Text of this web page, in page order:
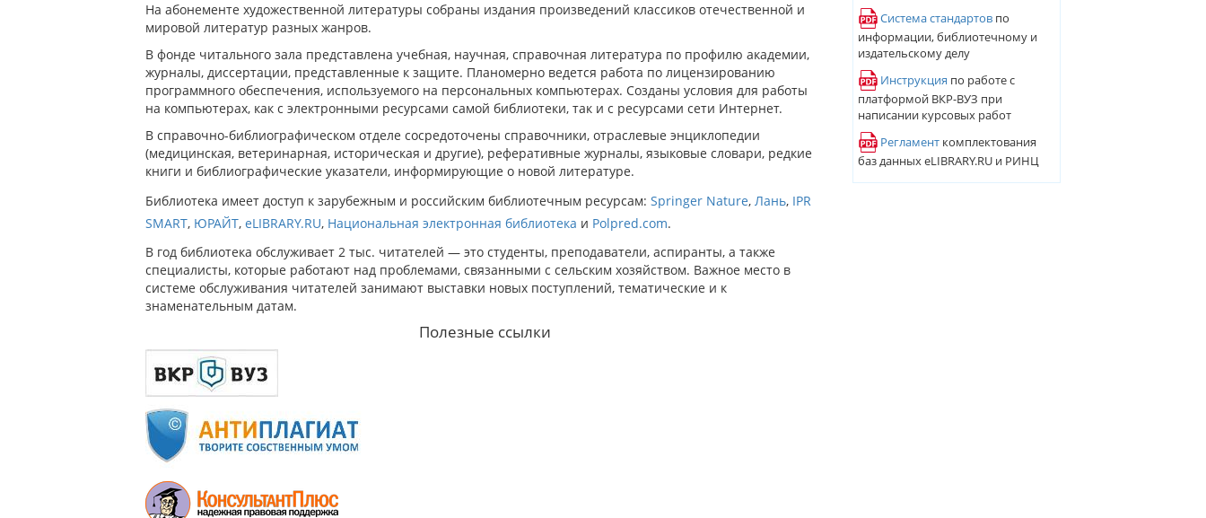
На абонементе художественной литературы собраны издания произведений классиков отечественной и
мировой литератур разных жанров.
В фонде читального зала представлена учебная, научная, справочная литература по профилю академии,
журналы, диссертации, представленные к защите. Планомерно ведется работа по лицензированию
программного обеспечения, используемого на персональных компьютерах. Созданы условия для работы
на компьютерах, как с электронными ресурсами самой библиотеки, так и с ресурсами сети Интернет.
В справочно-библиографическом отделе сосредоточены справочники, отраслевые энциклопедии
(медицинская, ветеринарная, историческая и другие), реферативные журналы, языковые словари, редкие
книги и библиографические указатели, информирующие о новой литературе.
Библиотека имеет доступ к зарубежным и российским библиотечным ресурсам: Springer Nature, Лань, IPR
SMART, ЮРАЙТ, eLIBRARY.RU, Национальная электронная библиотека и Polpred.com.
В год библиотека обслуживает 2 тыс. читателей — это студенты, преподаватели, аспиранты, а также
специалисты, которые работают над проблемами, связанными с сельским хозяйством. Важное место в
системе обслуживания читателей занимают выставки новых поступлений, тематические и к
знаменательным датам.
Полезные ссылки
Система стандартовпо
информации, библиотечному и
издательскому делу
Инструкция по работе с
платформой ВКР-ВУЗ при
написании курсовых работ
Регламент комплектования
баз данных eLIBRARY.RU и РИНЦ